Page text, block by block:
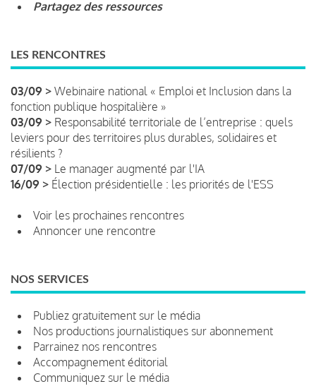
Partagez des ressources
LES RENCONTRES
03/09 > Webinaire national « Emploi et Inclusion dans la
fonction publique hospitalière »
03/09 > Responsabilité territoriale de l’entreprise : quels
leviers pour des territoires plus durables, solidaires et
résilients ?
07/09 > Le manager augmenté par l'IA
16/09 > Élection présidentielle : les priorités de l'ESS
Voir les prochaines rencontres
Annoncer une rencontre
NOS SERVICES
Publiez gratuitement sur le média
Nos productions journalistiques sur abonnement
Parrainez nos rencontres
Accompagnement éditorial
Communiquez sur le média